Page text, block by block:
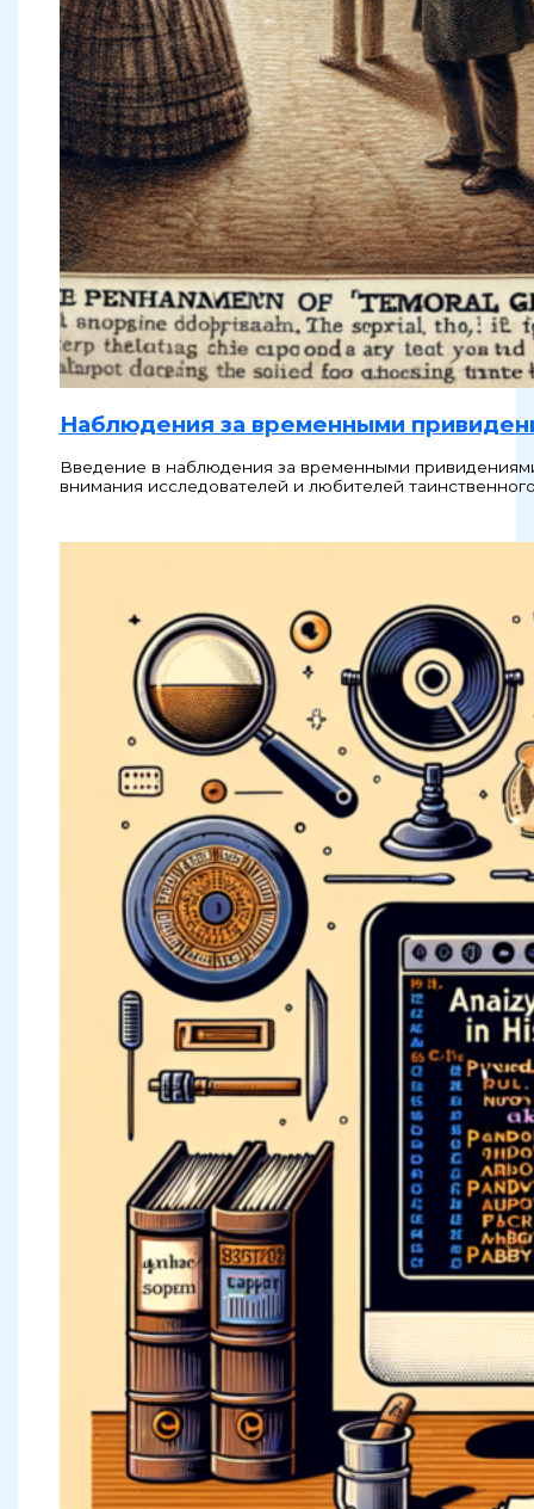
Наблюдения за временными
Введение в наблюдения за временными
внимания исследователей и любителей